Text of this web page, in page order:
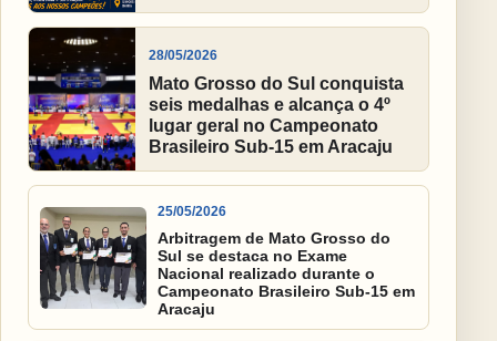
28/05/2026
Mato Grosso do Sul conquista
seis medalhas e alcança o 4º
lugar geral no Campeonato
Brasileiro Sub-15 em Aracaju
25/05/2026
Arbitragem de Mato Grosso do
Sul se destaca no Exame
Nacional realizado durante o
Campeonato Brasileiro Sub-15 em
Aracaju